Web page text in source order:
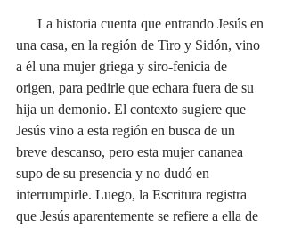
una casa, en la región de Tiro y Sidón, vino
a él una mujer griega y siro-fenicia de
origen, para pedirle que echara fuera de su
hija un demonio. El contexto sugiere que
Jesús vino a esta región en busca de un
breve descanso, pero esta mujer cananea
supo de su presencia y no dudó en
interrumpirle. Luego, la Escritura registra
que Jesús aparentemente se refiere a ella de